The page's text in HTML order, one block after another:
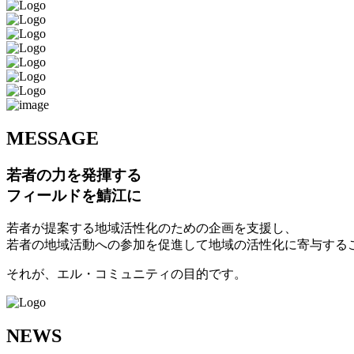
MESSAGE
若者の力を発揮する
フィールドを鯖江に
若者が提案する地域活性化のための企画を支援し、
若者の地域活動への参加を促進して地域の活性化に寄与する
それが、エル・コミュニティの目的です。
NEWS